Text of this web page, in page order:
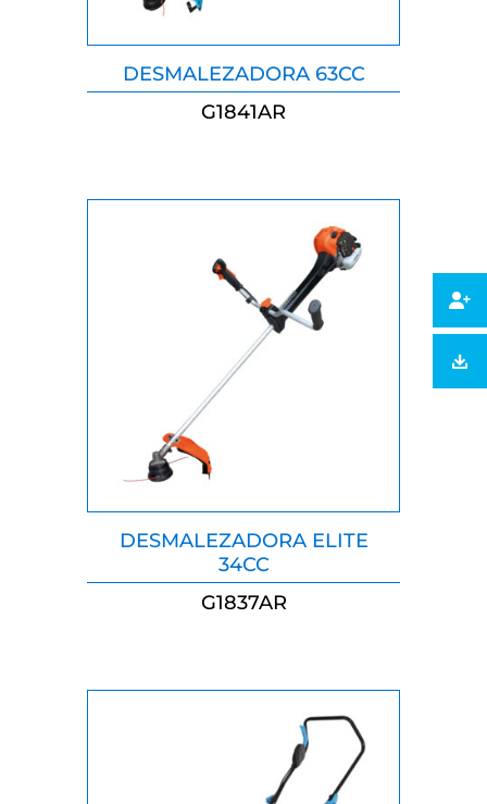
DESMALEZADORA 63CC
G1841AR
DESMALEZADORA ELITE
34CC
G1837AR